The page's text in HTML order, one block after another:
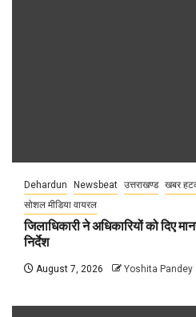
Dehardun Newsbeat उत्तराखण्ड खबर
सोशल मीडिया वायरल
जिलाधिकारी ने अधिकारियों को दिए
निर्देश
August 7, 2026 Yoshita Pandey